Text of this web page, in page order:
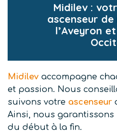
Midilev :
ascenseur
l’Aveyron
Midilev accompagne
et passion. Nous
suivons votre ascenseur
Ainsi, nous
du début à la fin.